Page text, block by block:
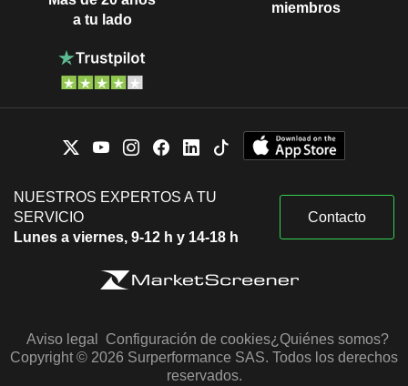
a tu lado
miembros
NUESTROS EXPERTOS A TU
SERVICIO
Lunes a viernes, 9-12 h y 14-18 h
Contacto
Aviso legal Configuración de cookies¿Quiénes somos?
Copyright © 2026 Surperformance SAS. Todos los derechos
reservados.